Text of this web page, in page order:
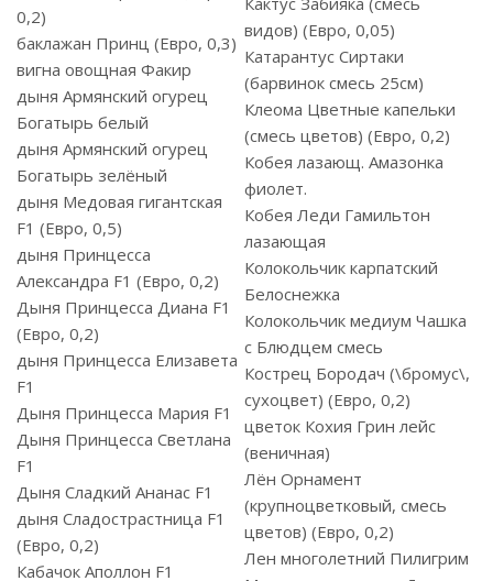
0,2)
баклажан Принц (Евро, 0,3)
вигна овощная Факир
дыня Армянский огурец
Богатырь белый
дыня Армянский огурец
Богатырь зелёный
дыня Медовая гигантская
F1 (Евро, 0,5)
дыня Принцесса
Александра F1 (Евро, 0,2)
Дыня Принцесса Диана F1
(Евро, 0,2)
дыня Принцесса Елизавета
F1
Дыня Принцесса Мария F1
Дыня Принцесса Светлана
F1
Дыня Сладкий Ананас F1
дыня Сладострастница F1
(Евро, 0,2)
Кабачок Аполлон F1
видов) (Евро, 0,05)
Катарантус Сиртаки
(барвинок смесь 25см)
Клеома Цветные капельки
(смесь цветов) (Евро, 0,2)
Кобея лазающ. Амазонка
фиолет.
Кобея Леди Гамильтон
лазающая
Колокольчик карпатский
Белоснежка
Колокольчик медиум Чашка
с Блюдцем смесь
Кострец Бородач (\бромус\,
сухоцвет) (Евро, 0,2)
цветок Кохия Грин лейс
(веничная)
Лён Орнамент
(крупноцветковый, смесь
цветов) (Евро, 0,2)
Лен многолетний Пилигрим